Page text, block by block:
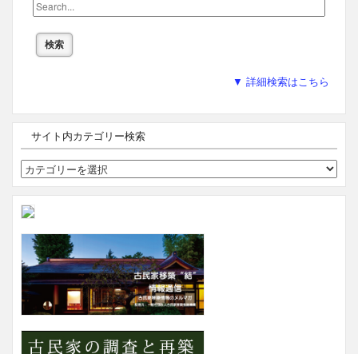
▼ 詳細検索はこちら
サイト内カテゴリー検索
サ
イ
ト
内
カ
テ
ゴ
リ
ー
検